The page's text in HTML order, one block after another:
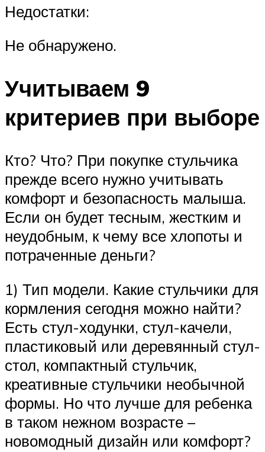
Недостатки:
Не обнаружено.
Учитываем 9
критериев при выборе
Кто? Что? При покупке стульчика
прежде всего нужно учитывать
комфорт и безопасность малыша.
Если он будет тесным, жестким и
неудобным, к чему все хлопоты и
потраченные деньги?
1) Тип модели. Какие стульчики для
кормления сегодня можно найти?
Есть стул-ходунки, стул-качели,
пластиковый или деревянный стул-
стол, компактный стульчик,
креативные стульчики необычной
формы. Но что лучше для ребенка
в таком нежном возрасте –
новомодный дизайн или комфорт?